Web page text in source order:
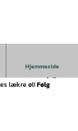
Hjemmeside
en anden måde?
lækre øl!Følg